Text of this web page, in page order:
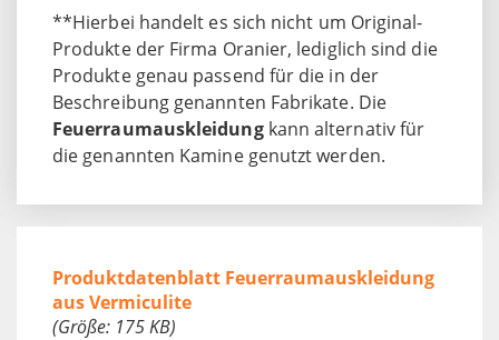
**Hierbei handelt es sich nicht um Original-
Produkte der Firma Oranier, lediglich sind die
Produkte genau passend für die in der
Beschreibung genannten Fabrikate. Die
Feuerraumauskleidungkann alternativ für
die genannten Kamine genutzt werden.
Produktdatenblatt Feuerraumauskleidung
aus Vermiculite
(Größe: 175 KB)